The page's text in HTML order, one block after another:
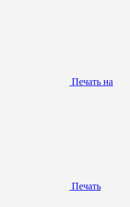
Печать на
Печать